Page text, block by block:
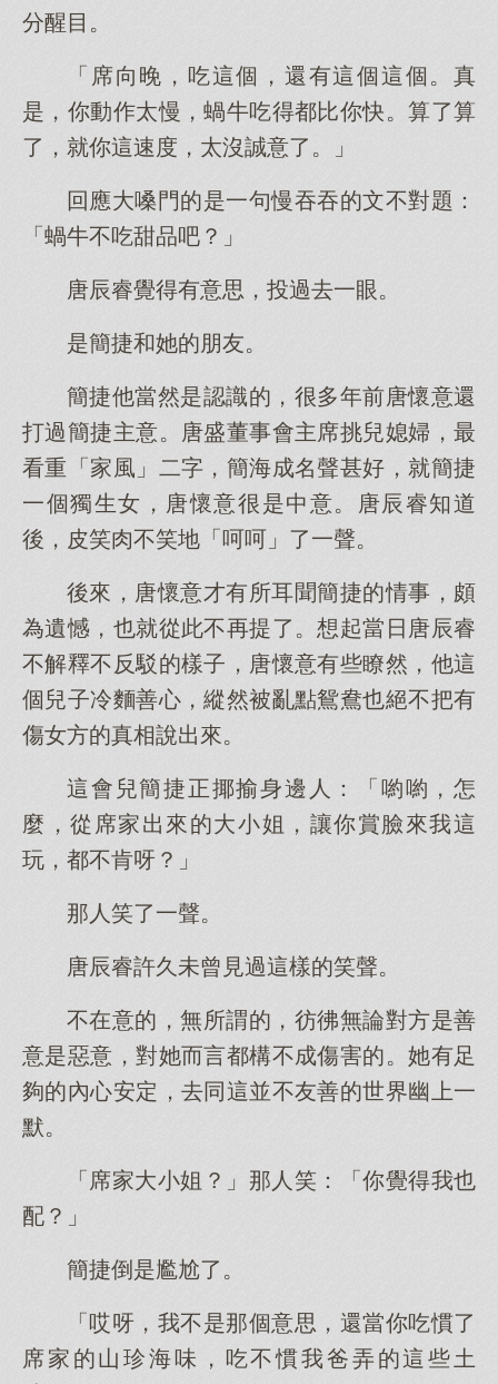
分醒目。
「席向晚，吃這個，還有這個這個。真
是，你動作太慢，蝸牛吃得都比你快。算了算
了，就你這速度，太沒誠意了。」
回應大嗓門的是一句慢吞吞的文不對題：
「蝸牛不吃甜品吧？」
唐辰睿覺得有意思，投過去一眼。
是簡捷和她的朋友。
簡捷他當然是認識的，很多年前唐懷意還
打過簡捷主意。唐盛董事會主席挑兒媳婦，最
看重「家風」二字，簡海成名聲甚好，就簡捷
一個獨生女，唐懷意很是中意。唐辰睿知道
後，皮笑肉不笑地「呵呵」了一聲。
後來，唐懷意才有所耳聞簡捷的情事，頗
為遺憾，也就從此不再提了。想起當日唐辰睿
不解釋不反駁的樣子，唐懷意有些瞭然，他這
個兒子冷麵善心，縱然被亂點鴛鴦也絕不把有
傷女方的真相說出來。
這會兒簡捷正揶揄身邊人：「喲喲，怎
麼，從席家出來的大小姐，讓你賞臉來我這
玩，都不肯呀？」
那人笑了一聲。
唐辰睿許久未曾見過這樣的笑聲。
不在意的，無所謂的，彷彿無論對方是善
意是惡意，對她而言都構不成傷害的。她有足
夠的內心安定，去同這並不友善的世界幽上一
默。
「席家大小姐？」那人笑：「你覺得我也
配？」
簡捷倒是尷尬了。
「哎呀，我不是那個意思，還當你吃慣了
席家的山珍海味，吃不慣我爸弄的這些土